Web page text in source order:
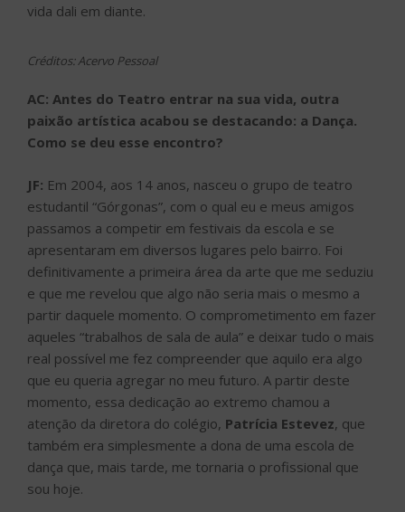
vida dali em diante.
Créditos: Acervo Pessoal
AC: Antes do Teatro entrar na sua vida, outra
paixão artística acabou se destacando: a Dança.
Como se deu esse encontro?
JF: Em 2004, aos 14 anos, nasceu o grupo de teatro
estudantil “Górgonas”, com o qual eu e meus amigos
passamos a competir em festivais da escola e se
apresentaram em diversos lugares pelo bairro. Foi
definitivamente a primeira área da arte que me seduziu
e que me revelou que algo não seria mais o mesmo a
partir daquele momento. O comprometimento em fazer
aqueles “trabalhos de sala de aula” e deixar tudo o mais
real possível me fez compreender que aquilo era algo
que eu queria agregar no meu futuro. A partir deste
momento, essa dedicação ao extremo chamou a
atenção da diretora do colégio, Patrícia Estevez, que
também era simplesmente a dona de uma escola de
dança que, mais tarde, me tornaria o profissional que
sou hoje.